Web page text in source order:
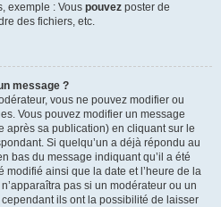
exemple : Vous pouvez poster de
des fichiers, etc.
message ?
vous ne pouvez modifier ou
Vous pouvez modifier un message
après sa publication) en cliquant sur le
Si quelqu’un a déjà répondu au
bas du message indiquant qu’il a été
modifié ainsi que la date et l’heure de la
pas si un modérateur ou un
ils ont la possibilité de laisser